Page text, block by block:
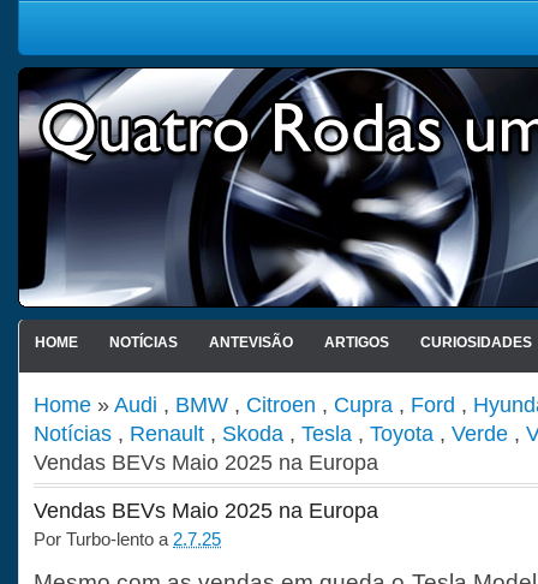
HOME NOTÍCIAS ANTEVISÃO ARTIGOS CURIOSIDADES
Home »Audi , BMW , Citroen , Cupra , Ford ,
Notícias , Renault , Skoda , Tesla , Toyota , Verde ,
Vendas BEVs Maio 2025 na Europa
Vendas BEVs Maio 2025 na Europa
Por Turbo-lento a 2.7.25